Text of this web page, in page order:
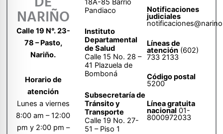
NARIÑO
Calle 19 N°. 23-
78 – Pasto,
Nariño.
Horario de
atención
Lunes a viernes
8:00 am – 12:00
pm y 2:00 pm –
Pandiaco
Instituto
Departamental
de Salud
Calle 15 No. 28 –
41 Plazuela de
Bomboná
Subsecretaría de
Tránsito y
Transporte
Calle 19 No. 27-
51 – Piso 1
Notificaciones
judiciales
Líneas de
atención (602)
733 2133
Código postal
5200
Línea gratuita
nacional 01-
8000972033